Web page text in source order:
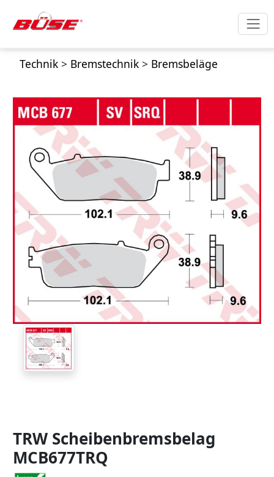
Technik> Bremstechnik> Bremsbeläge
TRW Scheibenbremsbelag
MCB677TRQ